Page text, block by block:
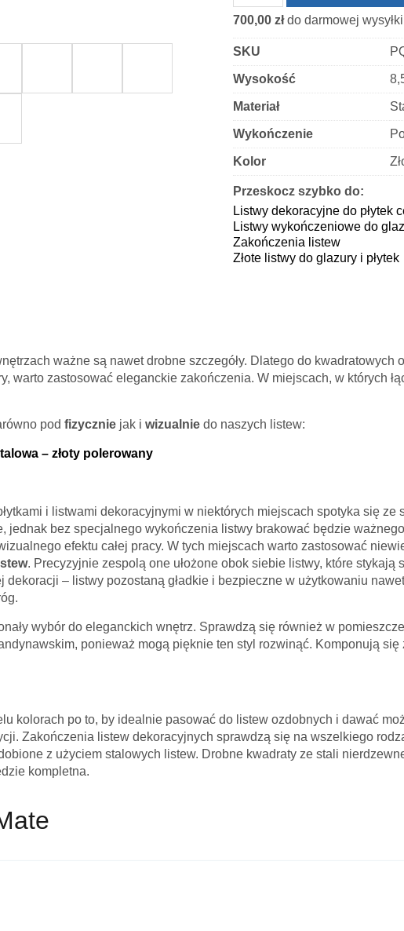
Zakończenie
listwy
dekoracyjnej
kwadratowej
złoty
błysk
700,00 złdo darmowej
SKU
Wysokość
Materiał
Wykończenie
Kolor
Przeskocz szybko do:
Listwy dekoracyjne do płytek
Listwy wykończeniowe do
Zakończenia listew
Złote listwy do glazury i płytek
ważne są nawet drobne szczegóły. Dlatego do kwadratowych
warto zastosować eleganckie zakończenia. W miejscach, w których
pod fizycznie jak i wizualnie do naszych listew:
– złoty polerowany
i listwami dekoracyjnymi w niektórych miejscach spotyka się ze
jednak bez specjalnego wykończenia listwy brakować będzie
efektu całej pracy. W tych miejscach warto zastosować
. Precyzyjnie zespolą one ułożone obok siebie listwy, które stykają
dekoracji – listwy pozostaną gładkie i bezpieczne w użytkowaniu
wybór do eleganckich wnętrz. Sprawdzą się również w
ponieważ mogą pięknie ten styl rozwinąć. Komponują się
kolorach po to, by idealnie pasować do listew ozdobnych i dawać
Zakończenia listew dekoracyjnych sprawdzą się na wszelkiego
z użyciem stalowych listew. Drobne kwadraty ze stali
kompletna.
imię *
adres e-mail *